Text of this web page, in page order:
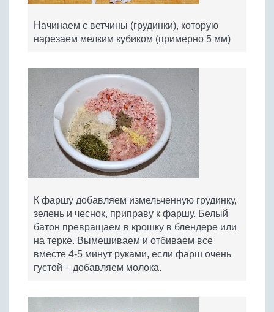
Начинаем с ветчины (грудинки), которую
нарезаем мелким кубиком (примерно 5 мм)
К фаршу добавляем измельченную грудинку,
зелень и чеснок, приправу к фаршу. Белый
батон превращаем в крошку в блендере или
на терке. Вымешиваем и отбиваем все
вместе 4-5 минут руками, если фарш очень
густой – добавляем молока.